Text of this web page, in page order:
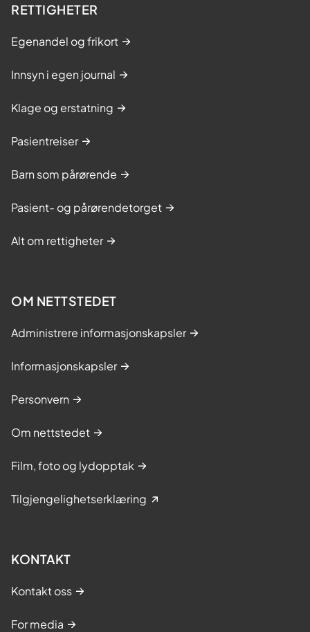
RETTIGHETER
Egenandel og frikort
Innsyn i egen journal
Klage og erstatning
Pasientreiser
Barn som pårørende
Pasient- og pårørendetorget
Alt om rettigheter
OM NETTSTEDET
Administrere informasjonskapsler
Informasjonskapsler
Personvern
Om nettstedet
Film, foto og lydopptak
Tilgjengelighetserklæring
KONTAKT
Kontakt oss
For media